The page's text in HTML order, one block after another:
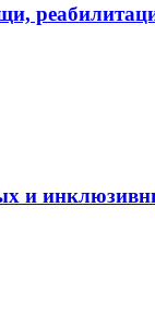
и